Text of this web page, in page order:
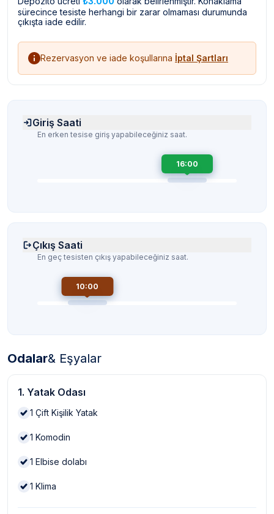
sürecince tesiste herhangi bir zarar olmaması durumunda
çıkışta iade edilir.
Rezervasyon ve iade koşullarına İptal Şartları
Giriş Saati
En erken tesise giriş yapabileceğiniz saat.
16:00
Çıkış Saati
En geç tesisten çıkış yapabileceğiniz saat.
10:00
Odalar& Eşyalar
1. Yatak Odası
1 Çift Kişilik Yatak
1 Komodin
1 Elbise dolabı
1 Klima